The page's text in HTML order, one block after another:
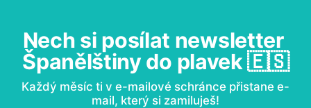
Nech si posílat newsletter
Španělštiny do plavek 🇪🇸
Každý měsíc ti v e-mailové schránce přistane e-
mail, který si zamiluješ!